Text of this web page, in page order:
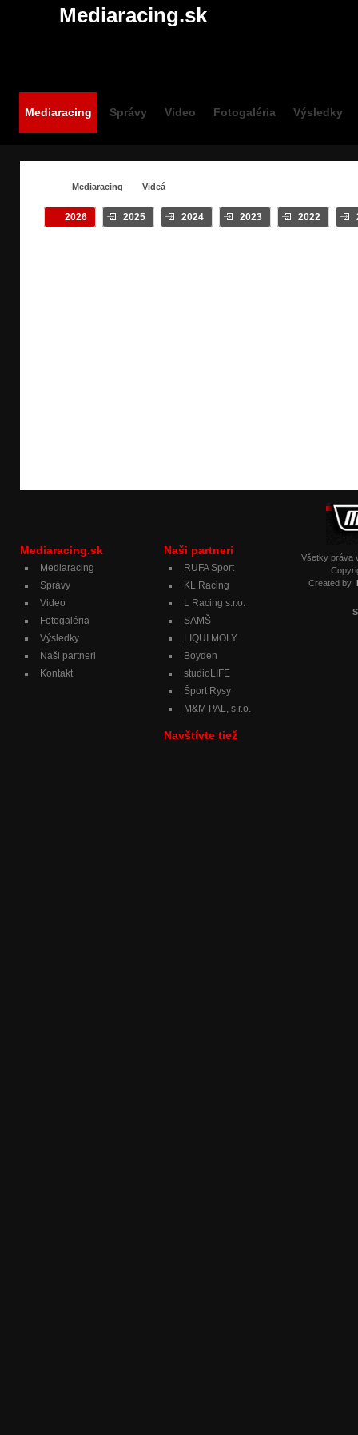
Mediaracing.sk
Mediaracing Správy Video Fotogaléria Výsledky
Mediaracing Videá
2026 2025 2024 2023 2022
Mediaracing.sk
Mediaracing
Správy
Video
Fotogaléria
Výsledky
Naši partneri
Kontakt
Všetky práva
Created by
Naši partneri
RUFA Sport
KL Racing
L Racing s.r.o.
SAMŠ
LIQUI MOLY
Boyden
studioLIFE
Šport Rysy
M&M PAL, s.r.o.
Navštívte tiež